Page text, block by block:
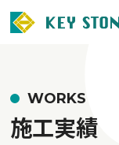
WORKS
施工実績